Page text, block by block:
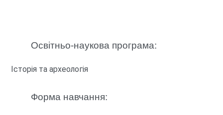
Освітньо-наукова програма:
Історія та археологія
Форма навчання: